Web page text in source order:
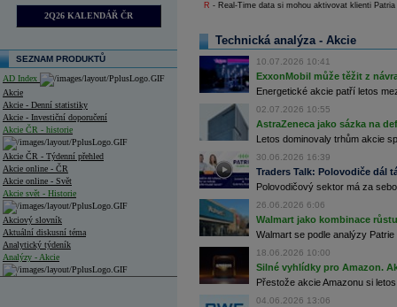
2Q26 KALENDÁŘ ČR
SEZNAM PRODUKTŮ
AD Index
Akcie
Akcie - Denní statistiky
Akcie - Investiční doporučení
Akcie ČR - historie
Akcie ČR - Týdenní přehled
Akcie online - ČR
Akcie online - Svět
Akcie svět - Historie
Akciový slovník
Aktuální diskusní téma
Analytický týdeník
Analýzy - Akcie
R - Real-Time data si mohou aktivovat klienti
Technická analýza - Akcie
10.07.2026 10:41
ExxonMobil může těžit z
Energetické akcie patří letos
02.07.2026 10:55
AstraZeneca jako sázka na
Letos dominovaly trhům akcie
30.06.2026 16:39
Traders Talk: Polovodiče dál
Polovodičový sektor má za
26.06.2026 6:06
Walmart jako kombinace
Walmart se podle analýzy
18.06.2026 10:00
Silné vyhlídky pro Amazon.
Přestože akcie Amazonu si
04.06.2026 13:06